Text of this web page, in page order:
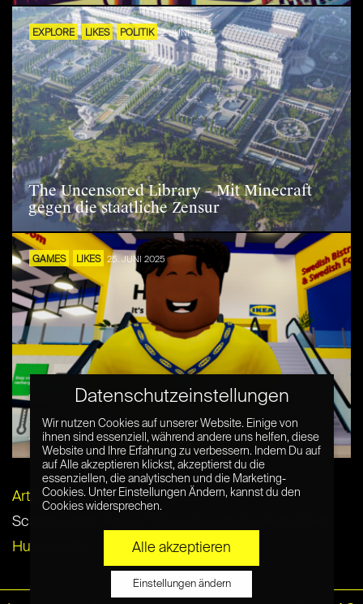
EXPLORE LIKES POLITIK 2. JUNI 2025
The Uncensored Library – Mit Minecraft
gegen die staatliche Zensur
GAMES LIKES 25. JUNI 2025
Virtuelle Mitarbeiter bei IKEA in Roblox –
Ein innovativer Schritt in die digitale
Arbeitswelt
Artikel per E-Mail verschicken
Schlagwörter:
Hundehütte
Schall,Silvester
Datenschutzeinstellungen
Wir nutzen Cookies auf unserer Website. Einige von
ihnen sind essenziell, während andere uns helfen, diese
Website und Ihre Erfahrung zu verbessern. Indem Du auf
auf Alle akzeptieren klickst, akzeptierst du die
essenziellen, die analytischen und die Marketing-
Cookies. Unter Einstellungen Ändern, kannst du den
Cookies widersprechen.
Alle akzeptieren
Einstellungen ändern